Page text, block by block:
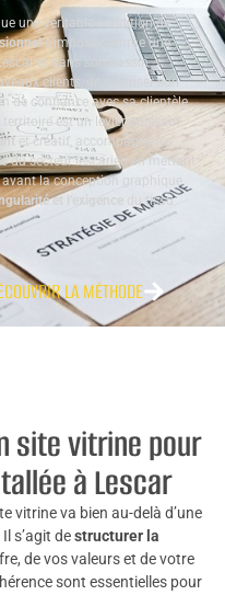
une véritable condition de
s’impose comme une
et dans son bassin
clients, de valoriser son
de confiance avec sa clientèle
est un levier puissant.
et créatif, accompagne les
secteur lescarien en mettant
la conception graphique.
et l’exigence
du tissu
LA MÉTHODE
site vitrine pour
à Lescar
vitrine va bien au-delà d’une
s’agit destructurer la
de vos valeurs et de votre
sont essentielles pour